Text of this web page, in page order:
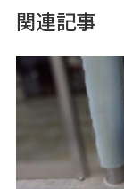
関連記事